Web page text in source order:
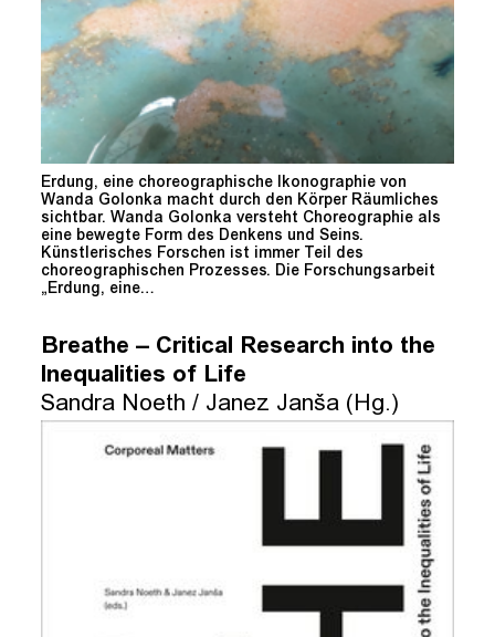
Erdung, eine choreographische Ikonographie von
Wanda Golonka macht durch den Körper Räumliches
sichtbar. Wanda Golonka versteht Choreographie als
eine bewegte Form des Denkens und Seins.
Künstlerisches Forschen ist immer Teil des
choreographischen Prozesses. Die Forschungsarbeit
„Erdung, eine…
Breathe – Critical Research into the
Inequalities of Life
Sandra Noeth / Janez Janša (Hg.)